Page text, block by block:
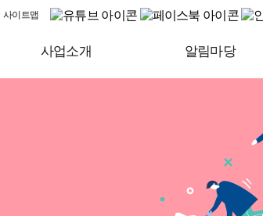
사이트맵
사업소개 알림마당